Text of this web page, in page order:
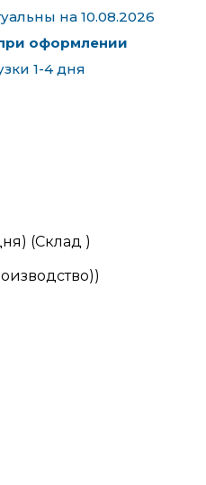
на 10.08.2026
оформлении
1-4 дня
(Склад )